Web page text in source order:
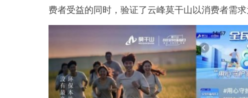
费者受益的同时，验证了云峰莫干山以消费者需求